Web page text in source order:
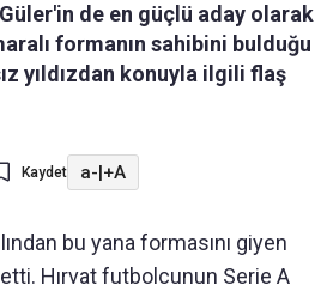
de en güçlü aday olarak
formanın sahibini bulduğu
yıldızdan konuyla ilgili flaş
Kaydet a-|+A
bu yana formasını giyen
Hırvat futbolcunun Serie A